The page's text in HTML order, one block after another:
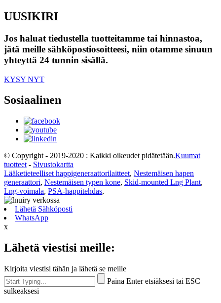
UUSIKIRI
Jos haluat tiedustella tuotteitamme tai hinnastoa,
jätä meille sähköpostiosoitteesi, niin otamme sinuun
yhteyttä 24 tunnin sisällä.
KYSY NYT
Sosiaalinen
© Copyright - 2019-2020 : Kaikki oikeudet pidätetään.Kuumat
tuotteet - Sivustokartta
Lääketieteelliset happigeneraattorilaitteet, Nestemäisen hapen
generaattori, Nestemäisen typen kone, Skid-mounted Lng Plant,
Lng-voimala, PSA-happitehdas,
Lähetä Sähköposti
WhatsApp
x
Lähetä viestisi meille:
Kirjoita viestisi tähän ja lähetä se meille
Paina Enter etsiäksesi tai ESC
sulkeaksesi